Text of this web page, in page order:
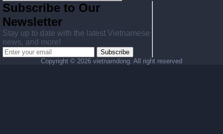
Subscribe to Our
Newsletter
Stay up to date with the latest Vietnamese
news, and more!
Subscribe
Copyright © 2026 vietnamdong. All right reserved